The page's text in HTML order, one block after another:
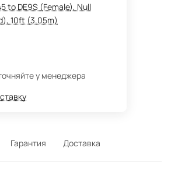
to DE9S (Female), Null
10ft (3.05m)
у менеджера
Гарантия Доставка